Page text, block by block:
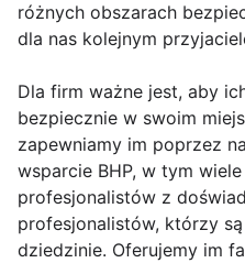
różnych obszarach
dla nas kolejnym
Dla firm ważne jest, aby
bezpiecznie w swoim
zapewniamy im poprzez
wsparcie BHP, w tym
profesjonalistów z
profesjonalistów, którzy
dziedzinie. Oferujemy im